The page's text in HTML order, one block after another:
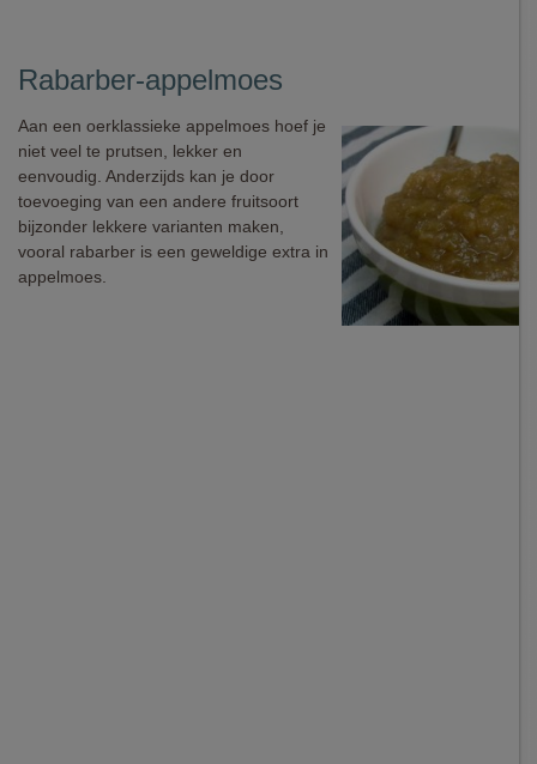
Rabarber-appelmoes
Aan een oerklassieke appelmoes hoef je
niet veel te prutsen, lekker en
eenvoudig. Anderzijds kan je door
toevoeging van een andere fruitsoort
bijzonder lekkere varianten maken,
vooral rabarber is een geweldige extra in
appelmoes.